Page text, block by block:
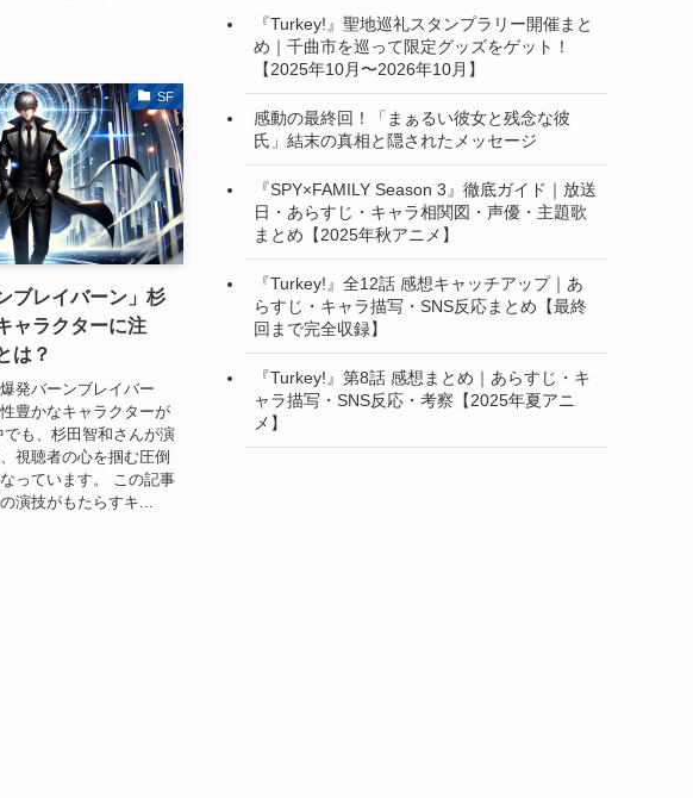
SF
ブレイバーン」杉
ャラクターに注
は？
発バーンブレイバー
豊かなキャラクターが
も、杉田智和さんが演
視聴者の心を掴む圧倒
っています。 この記事
演技がもたらすキ...
『Turkey!』聖地巡礼スタンプラリー開催まと
め｜千曲市を巡って限定グッズをゲット！
【2025年10月〜2026年10月】
感動の最終回！「まぁるい彼女と残念な彼
氏」結末の真相と隠されたメッセージ
『SPY×FAMILY Season 3』徹底ガイド｜放送
日・あらすじ・キャラ相関図・声優・主題歌
まとめ【2025年秋アニメ】
『Turkey!』全12話 感想キャッチアップ｜あ
らすじ・キャラ描写・SNS反応まとめ【最終
回まで完全収録】
『Turkey!』第8話 感想まとめ｜あらすじ・キ
ャラ描写・SNS反応・考察【2025年夏アニ
メ】